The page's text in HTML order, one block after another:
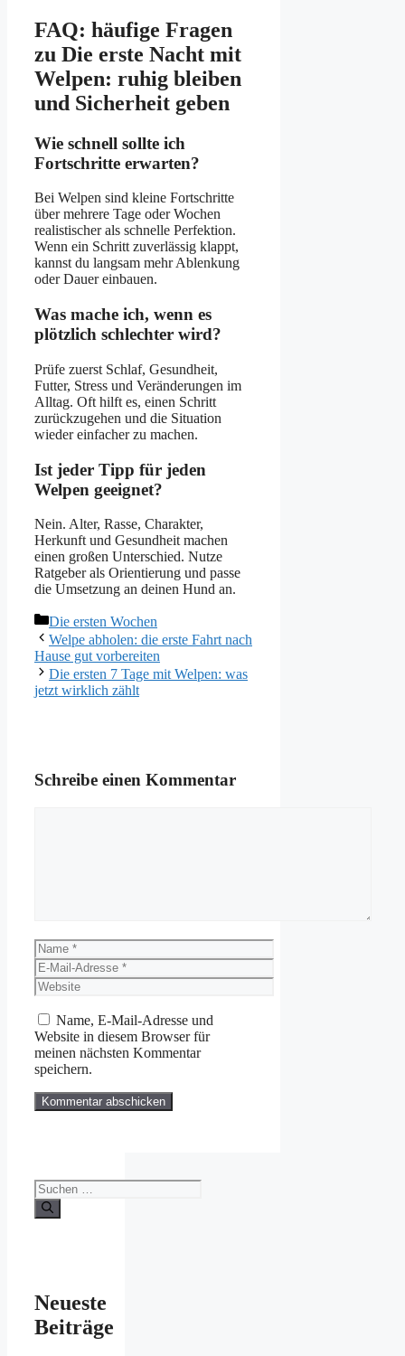
FAQ: häufige Fragen
zu Die erste Nacht mit
Welpen: ruhig bleiben
und Sicherheit geben
Wie schnell sollte ich
Fortschritte erwarten?
Bei Welpen sind kleine Fortschritte
über mehrere Tage oder Wochen
realistischer als schnelle Perfektion.
Wenn ein Schritt zuverlässig klappt,
kannst du langsam mehr Ablenkung
oder Dauer einbauen.
Was mache ich, wenn es
plötzlich schlechter wird?
Prüfe zuerst Schlaf, Gesundheit,
Futter, Stress und Veränderungen im
Alltag. Oft hilft es, einen Schritt
zurückzugehen und die Situation
wieder einfacher zu machen.
Ist jeder Tipp für jeden
Welpen geeignet?
Nein. Alter, Rasse, Charakter,
Herkunft und Gesundheit machen
einen großen Unterschied. Nutze
Ratgeber als Orientierung und passe
die Umsetzung an deinen Hund an.
Kategorien
Die ersten Wochen
Welpe abholen: die erste Fahrt nach
Hause gut vorbereiten
Die ersten 7 Tage mit Welpen: was
jetzt wirklich zählt
Schreibe einen Kommentar
Name
E-
Mail-
Adresse
Website
Name, E-Mail-Adresse und
Website in diesem Browser für
meinen nächsten Kommentar
speichern.
Suchen
nach:
Neueste
Beiträge